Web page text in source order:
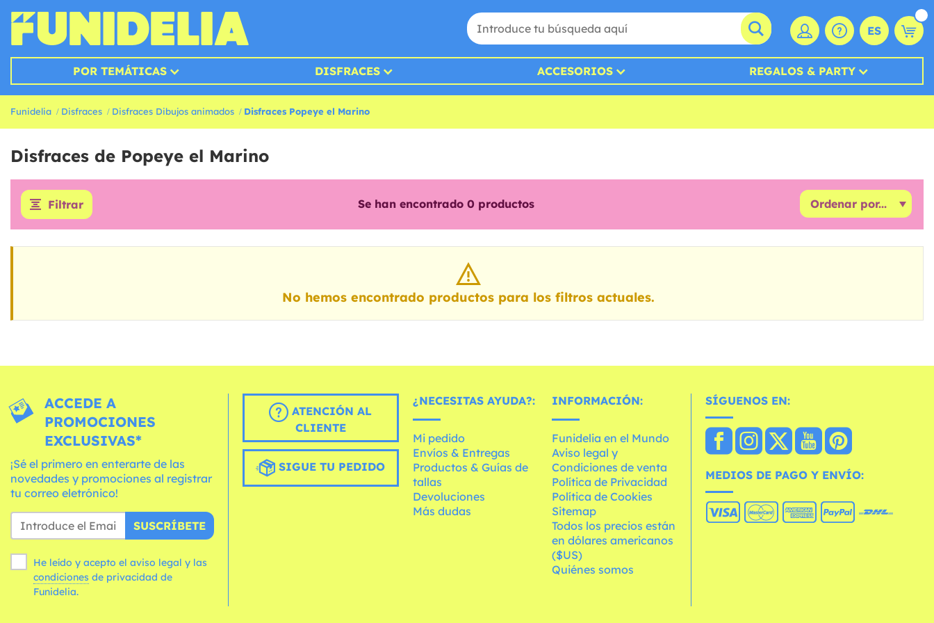
ES
POR TEMÁTICAS DISFRACES ACCESORIOS REGALOS & PARTY
Funidelia Disfraces Disfraces Dibujos animados Disfraces Popeye el Marino
Disfraces de Popeye el Marino
Filtrar Se han encontrado 0 productos
No hemos encontrado productos para los filtros actuales.
ACCEDE A
PROMOCIONES
EXCLUSIVAS*
¡Sé el primero en enterarte de las
novedades y promociones al registrar
tu correo eletrónico!
SUSCRÍBETE
He leído y acepto el aviso legal y las
condiciones
Funidelia.
ATENCIÓN AL
CLIENTE
SIGUE TU PEDIDO
¿NECESITAS AYUDA?:
Mi pedido
Envíos & Entregas
Productos & Guías de
tallas
Devoluciones
Más dudas
INFORMACIÓN:
Funidelia en el Mundo
Aviso legal y
Condiciones de venta
Política de Privacidad
Política de Cookies
Sitemap
Todos los precios están
en dólares americanos
($US)
Quiénes somos
SÍGUENOS EN:
MEDIOS DE PAGO Y ENVÍO: